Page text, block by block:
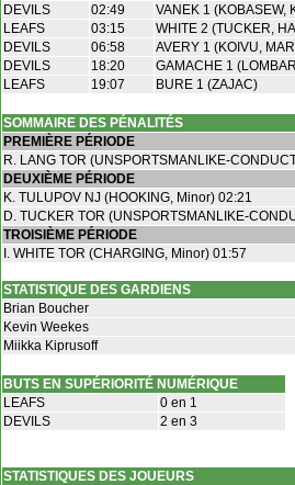
DEVILS
02:49
VANEK 1 (KOBASEW,
LEAFS
03:15
WHITE 2 (TUCKER,
DEVILS
06:58
AVERY 1 (KOIVU,
DEVILS
18:20
GAMACHE 1
LEAFS
19:07 BURE 1 (ZAJAC)
SOMMAIRE DES PÉNALITÉS
PREMIÈRE PÉRIODE
R. LANG TOR (UNSPORTSMANLIKE-
DEUXIÈME PÉRIODE
K. TULUPOV NJ (HOOKING, Minor) 02:21
D. TUCKER TOR (UNSPORTSMANLIKE-
TROISIÈME PÉRIODE
I. WHITE TOR (CHARGING, Minor) 01:57
STATISTIQUE DES GARDIENS
Brian Boucher
Kevin Weekes
Miikka Kiprusoff
BUTS EN SUPÉRIORITÉ NUMÉRIQUE
LEAFS
0 en 1
DEVILS
2 en 3
STATISTIQUES DES JOUEURS